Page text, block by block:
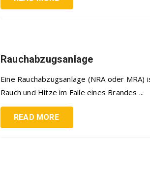
Rauchabzugsanlage
Eine Rauchabzugsanlage (NRA oder
Rauch und Hitze im Falle eines Brandes ...
READ MORE